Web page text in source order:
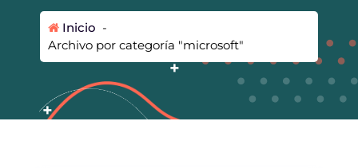
Inicio -
Archivo por categoría "microsoft"